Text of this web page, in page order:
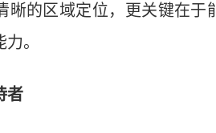
晰的区域定位，更关键在
。
者